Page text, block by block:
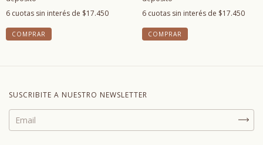
6 cuotas sin interés de $17.450
6 cuotas sin interés de $17.450
SUSCRIBITE A NUESTRO NEWSLETTER